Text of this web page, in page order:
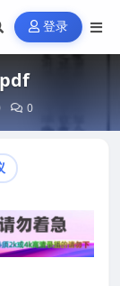
登录
0